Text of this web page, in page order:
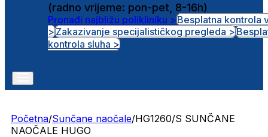
(radno vrijeme: pon-pet, 8-16h)
Pronađi najbližu polikliniku >Besplatna kontrola
>Zakazivanje specijalističkog pregleda >
kontrola sluha >
Početna/Sunčane naočale/HG1260/S SUNČANE
NAOČALE HUGO